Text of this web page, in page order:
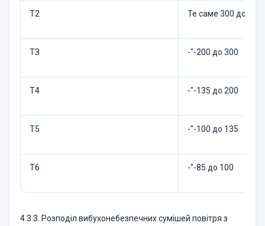
Т2 Те саме 300 до 450
ТЗ -"-200 до 300
Т4 -"-135 до 200
Т5 -"-100 до 135
Т6 -"-85 до 100
4.3.3. Розподіл вибухонебезпечних сумішей повітря з